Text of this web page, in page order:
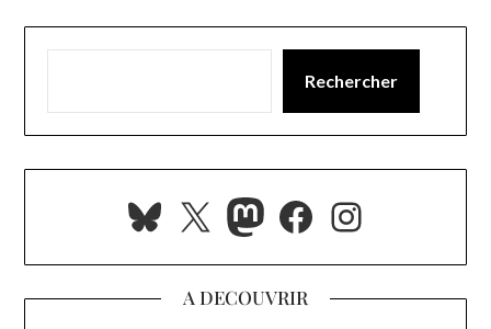
Rechercher
Bluesky
X Mastodon
Facebook
A DECOUVRIR